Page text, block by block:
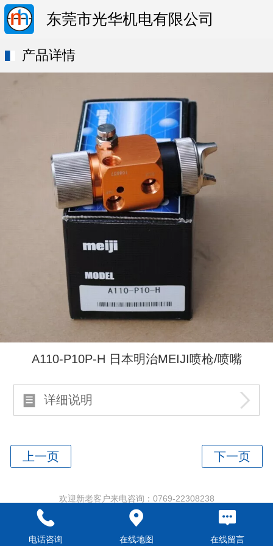
东莞市光华机电有限公司
产品详情
A110-P10P-H 日本明治MEIJI喷枪/喷嘴
详细说明
欢迎新老客户来电咨询：0769-22308238
电话咨询 在线地图 在线留言